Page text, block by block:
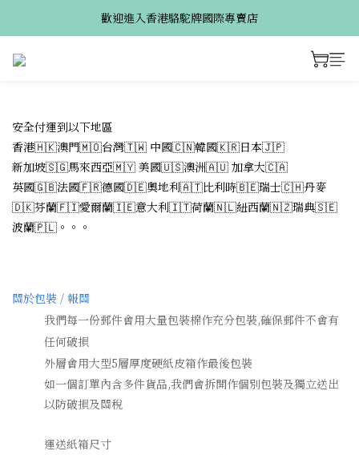
歡迎進入香港駱駝牌國際專賣店
安全付運到以下地區
香港🇭🇰澳門🇲🇴台灣🇹🇼 中國🇨🇳韓國🇰🇷日本🇯🇵
新加坡🇸🇬馬來西亞🇲🇾 美國🇺🇸澳洲🇦🇺 加拿大🇨🇦
英國🇬🇧法國🇫🇷德國🇩🇪奧地利🇦🇹比利時🇧🇪瑞士🇨🇭丹麥
🇩🇰芬蘭🇫🇮愛爾蘭🇮🇪意大利🇮🇹荷蘭🇳🇱紐西蘭🇳🇿瑞典🇸🇪
波蘭🇵🇱。。。
關於包裝 / 報關
我們每一份郵件會用大量包裝棉作充分包裝,確保郵件不會有
任何破損
外層會用大型5層厚度硬紙皮箱作最後包裝
如一個訂單內含多件貨品,我們會拆開作個別包裝及獨立送出
以防破損及關稅
運送紙箱尺寸